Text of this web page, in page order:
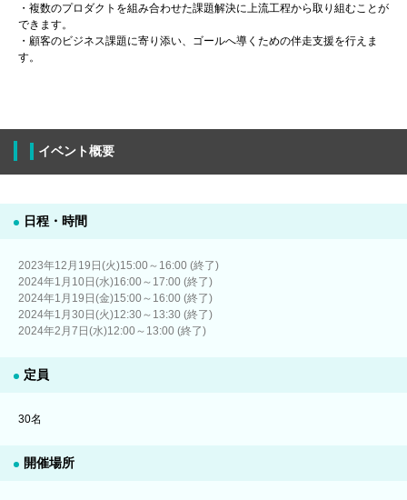
・複数のプロダクトを組み合わせた課題解決に上流工程から取り組むことが
できます。
・顧客のビジネス課題に寄り添い、ゴールへ導くための伴走支援を行えま
す。
イベント概要
日程・時間
2023年12月19日(火)15:00～16:00 (終了)
2024年1月10日(水)16:00～17:00 (終了)
2024年1月19日(金)15:00～16:00 (終了)
2024年1月30日(火)12:30～13:30 (終了)
2024年2月7日(水)12:00～13:00 (終了)
定員
30名
開催場所